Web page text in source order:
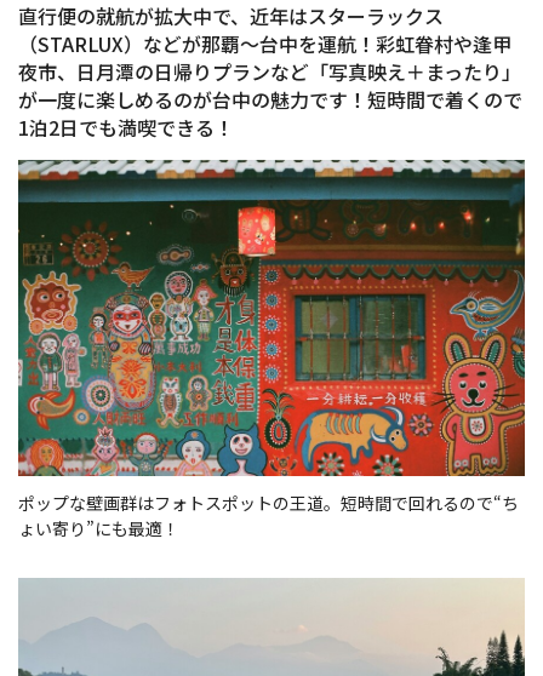
直行便の就航が拡大中で、近年はスターラックス
（STARLUX）などが那覇〜台中を運航！彩虹眷村や逢甲
夜市、日月潭の日帰りプランなど「写真映え＋まったり」
が一度に楽しめるのが台中の魅力です！短時間で着くので
1泊2日でも満喫できる！
ポップな壁画群はフォトスポットの王道。短時間で回れるので“ち
ょい寄り”にも最適！